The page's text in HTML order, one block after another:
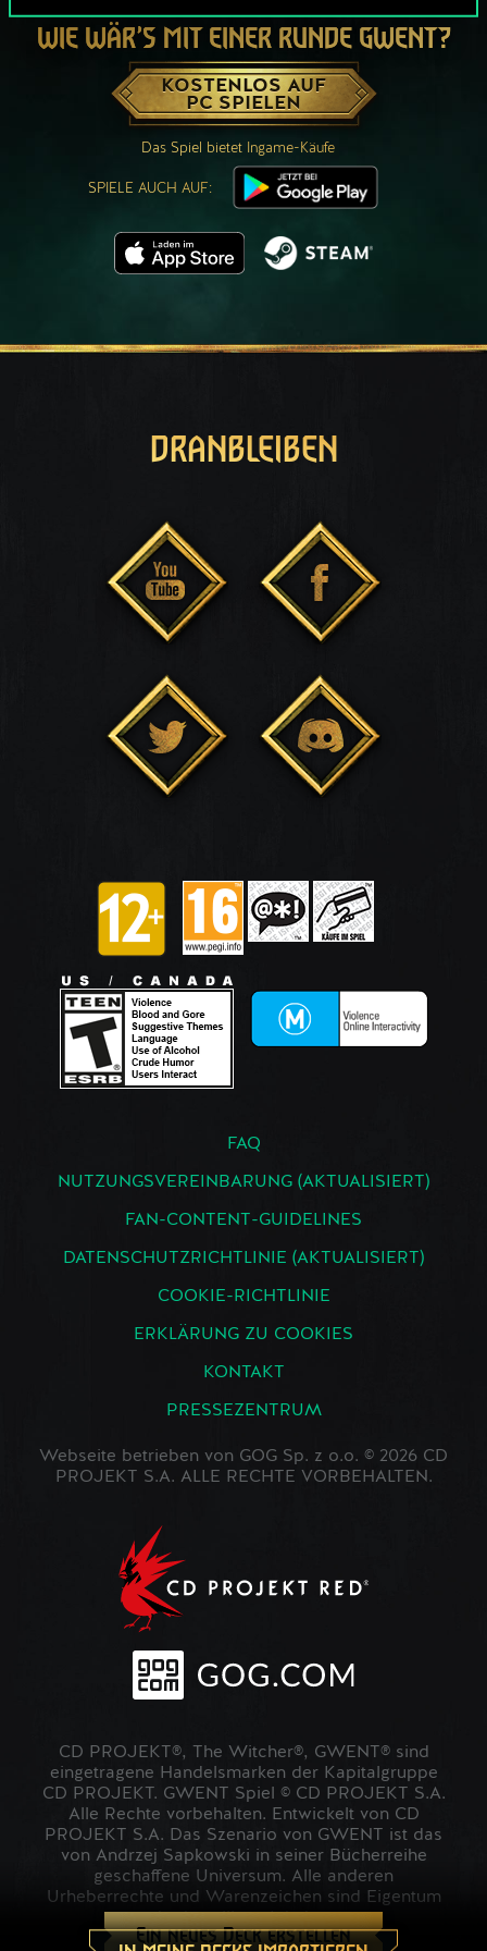
Ein neues Deck erstellen
WIE WÄR’S MIT EINER RUNDE GWENT?
KOSTENLOS AUF
PC SPIELEN
Das Spiel bietet Ingame-Käufe
SPIELE AUCH AUF:
DRANBLEIBEN
FAQ
NUTZUNGSVEREINBARUNG (AKTUALISIERT)
FAN-CONTENT-GUIDELINES
DATENSCHUTZRICHTLINIE (AKTUALISIERT)
COOKIE-RICHTLINIE
ERKLÄRUNG ZU COOKIES
KONTAKT
PRESSEZENTRUM
Webseite betrieben von GOG Sp. z o.o. © 2026 CD
PROJEKT S.A. ALLE RECHTE VORBEHALTEN.
CD PROJEKT®, The Witcher®, GWENT® sind
eingetragene Handelsmarken der Kapitalgruppe
CD PROJEKT. GWENT Spiel © CD PROJEKT S.A.
Alle Rechte vorbehalten. Entwickelt von CD
PROJEKT S.A. Das Szenario von GWENT ist das
von Andrzej Sapkowski in seiner Bücherreihe
geschaffene Universum. Alle anderen
Urheberrechte und Warenzeichen sind Eigentum
der jeweiligen Inhaber.